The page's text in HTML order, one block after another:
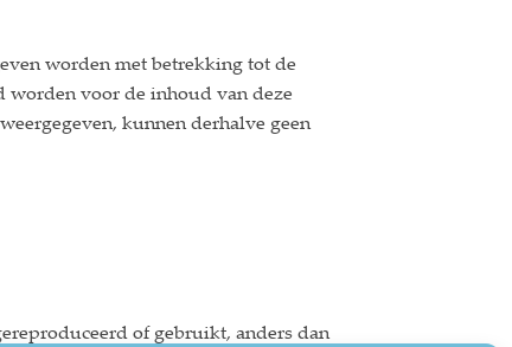
worden met betrekking tot de
voor de inhoud van deze
kunnen derhalve geen
of gebruikt, anders dan